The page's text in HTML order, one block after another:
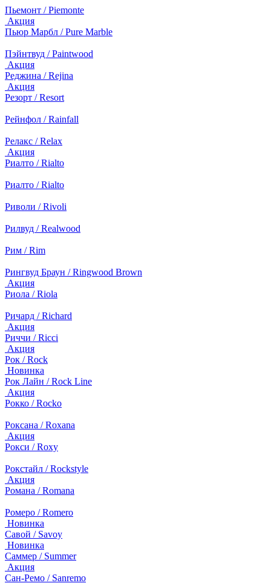
Пьемонт / Piemonte
Акция
Пьюр Марбл / Pure Marble
Пэйнтвуд / Paintwood
Акция
Реджина / Rejina
Акция
Резорт / Resort
Рейнфол / Rainfall
Релакс / Relax
Акция
Риалто / Rialto
Риалто / Rialto
Риволи / Rivoli
Рилвуд / Realwood
Рим / Rim
Рингвуд Браун / Ringwood Brown
Акция
Риола / Riola
Ричард / Richard
Акция
Риччи / Ricci
Акция
Рок / Rock
Новинка
Рок Лайн / Rock Line
Акция
Рокко / Rocko
Роксана / Roxana
Акция
Рокси / Roxy
Рокстайл / Rockstyle
Акция
Романа / Romana
Ромеро / Romero
Новинка
Савой / Savoy
Новинка
Саммер / Summer
Акция
Сан-Ремо / Sanremo